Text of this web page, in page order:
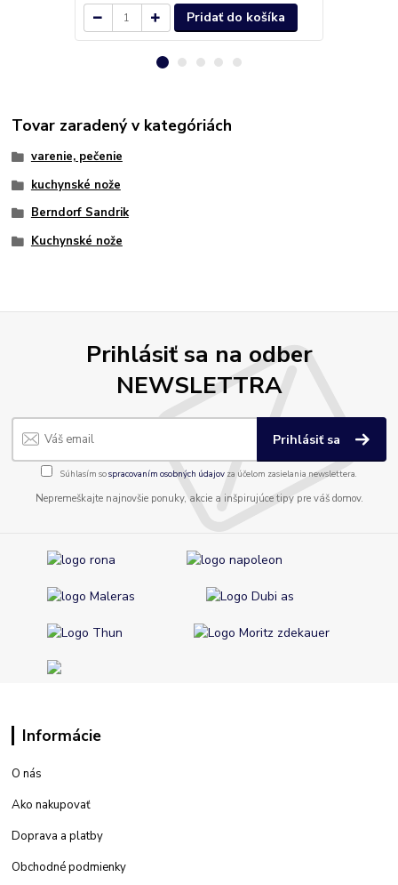
Pridať do košíka
Tovar zaradený v kategóriách
varenie, pečenie
kuchynské nože
Berndorf Sandrik
Kuchynské nože
Prihlásiť sa na odber
NEWSLETTRA
Prihlásiť sa
Súhlasím sospracovaním osobných údajov za účelom zasielania newslettera.
Nepremeškajte najnovšie ponuky, akcie a inšpirujúce tipy pre váš domov.
Informácie
O nás
Ako nakupovať
Doprava a platby
Obchodné podmienky